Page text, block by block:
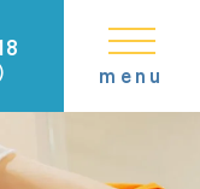
menu